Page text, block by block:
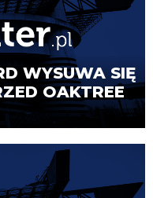
WYSUWA SIĘ
OAKTREE